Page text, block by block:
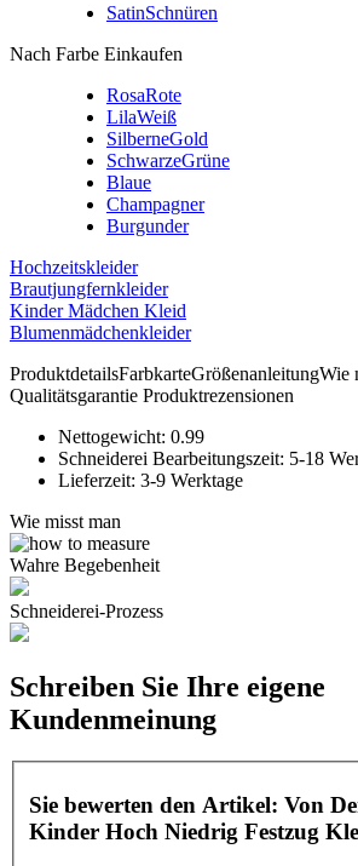
SatinSchnüren
Nach Farbe Einkaufen
RosaRote
LilaWeiß
SilberneGold
SchwarzeGrüne
Blaue
Champagner
Burgunder
Hochzeitskleider
Brautjungfernkleider
Kinder Mädchen Kleid
Blumenmädchenkleider
ProduktdetailsFarbkarteGrößenanleitungWie
Qualitätsgarantie Produktrezensionen
Nettogewicht: 0.99
Schneiderei Bearbeitungszeit: 5-18
Lieferzeit: 3-9 Werktage
Wie misst man
Wahre Begebenheit
Schneiderei-Prozess
Schreiben Sie Ihre eigene
Kundenmeinung
Sie bewerten den Artikel: Von
Kinder Hoch Niedrig Festzug